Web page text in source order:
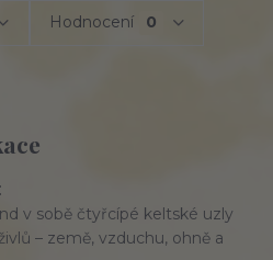
Hodnocení 0
v sobě čtyřcípé keltské uzly
– země, vzduchu, ohně a